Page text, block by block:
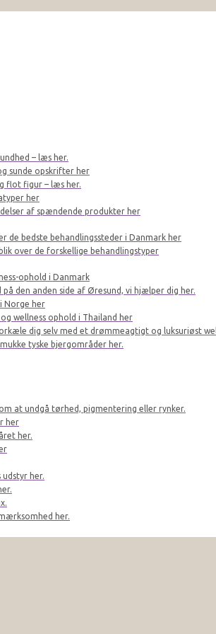
– læs her.
sunde opskrifter her
flot figur – læs her.
her
af spændende produkter her
de bedste behandlingssteder i Danmark her
over de forskellige behandlingstyper
ophold i Danmark
på den anden side af Øresund, vi hjælper dig her.
Norge her
wellness ophold i Thailand her
dig selv med et drømmeagtigt og luksuriøst
tyske bjergområder her.
at undgå tørhed, pigmentering eller rynker.
her
her.
her.
her.